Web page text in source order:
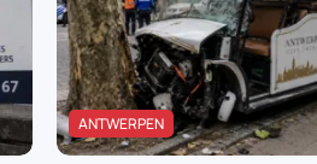
ANTWERPEN